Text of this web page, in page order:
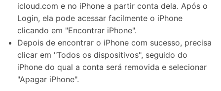
icloud.com e no iPhone a partir conta dela. Após o
Login, ela pode acessar facilmente o iPhone
clicando em "Encontrar iPhone".
Depois de encontrar o iPhone com sucesso, precisa
clicar em "Todos os dispositivos", seguido do
iPhone do qual a conta será removida e selecionar
"Apagar iPhone".